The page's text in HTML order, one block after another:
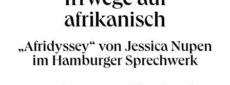
afrikanisch
„Afridyssey“ von Jessica Nupen
im Hamburger Sprechwerk